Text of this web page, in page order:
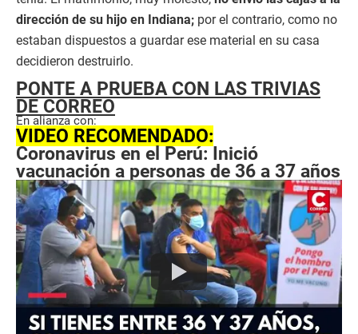
dirección de su hijo en Indiana; por el contrario, como no
estaban dispuestos a guardar ese material en su casa
decidieron destruirlo.
PONTE A PRUEBA CON LAS TRIVIAS
DE CORREO
En alianza con:
VIDEO RECOMENDADO:
Coronavirus en el Perú: Inició
vacunación a personas de 36 a 37 años